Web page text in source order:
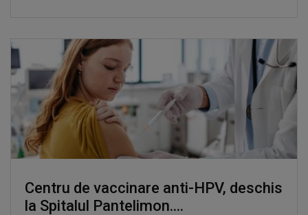
Centru de vaccinare anti-HPV, deschis
la Spitalul Pantelimon....